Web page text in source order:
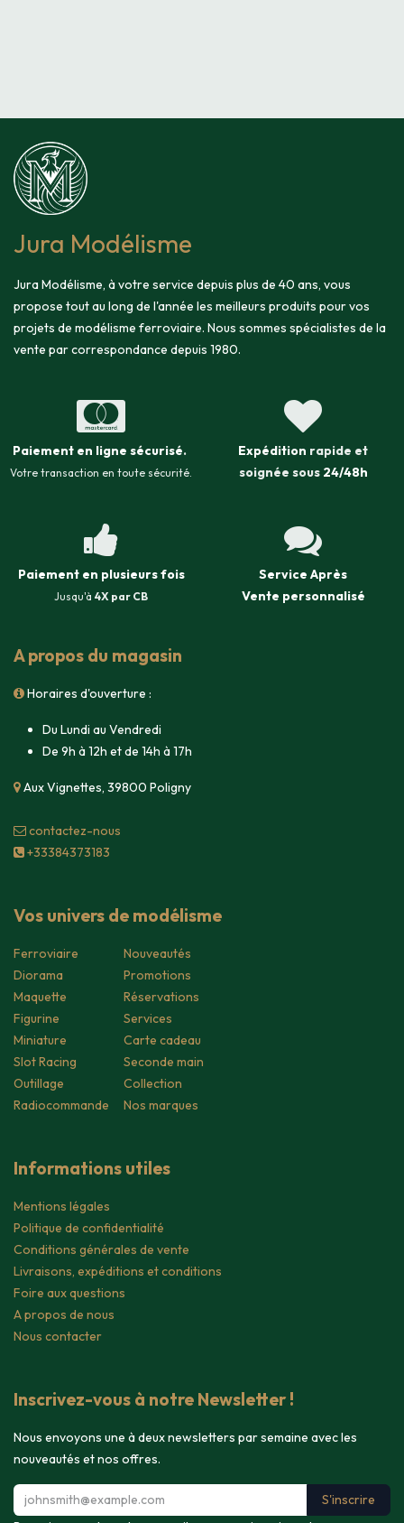
Jura Modélisme
Jura Modélisme, à votre service depuis plus de 40 ans, vous
propose tout au long de l'année les meilleurs produits pour vos
projets de modélisme ferroviaire. Nous sommes spécialistes de la
vente par correspondance depuis 1980.
Paiement en ligne sécurisé.
Votre transaction en toute sécurité.
Expédition rapide et
soignée sous 24/48h
Paiement en plusieurs fois
Jusqu'à 4X par CB
Service Après
Vente personnalisé
A propos du magasin
Horaires d'ouverture :
Du Lundi au Vendredi
De 9h à 12h et de 14h à 17h
Aux Vignettes, 39800 Poligny
contacte​z-nous
+33384373183
Vos univers de modélisme
Ferroviaire
Diorama
Maquette
Figurine
Miniature
Slot Racing
Outillage
Radiocommande
Nouveautés
Promotions
Réservations
Services
Carte cadeau
Seconde main
Collection
Nos marques
Informations utiles
Mentions légales
Politique de confidentialité
Conditions générales de vente
Livraisons, expéditions et conditions
Foire aux questions
A propos de nous
Nous contacter
Inscrivez-vous à notre Newsletter !
Nous envoyons une à deux newsletters par semaine avec les
nouveautés et nos offres.
S'inscrire